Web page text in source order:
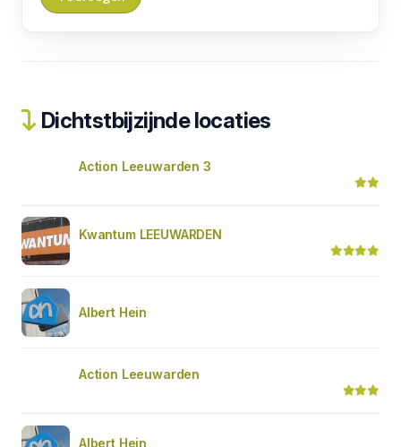
Dichtstbijzijnde locaties
Action Leeuwarden 3
Kwantum LEEUWARDEN
Albert Hein
Action Leeuwarden
Albert Hein